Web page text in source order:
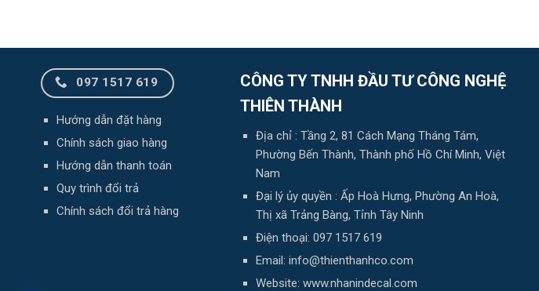
097 1517 619
Hướng dẫn đặt hàng
Chính sách giao hàng
Hướng dẫn thanh toán
Quy trình đổi trả
Chính sách đổi trả hàng
CÔNG TY TNHH ĐẦU TƯ CÔNG NGHỆ
THIÊN THÀNH
Địa chỉ : Tầng 2, 81 Cách Mạng Tháng Tám,
Phường Bến Thành, Thành phố Hồ Chí Minh, Việt
Nam
Đại lý ủy quyền : Ấp Hoà Hưng, Phường An Hoà,
Thị xã Trảng Bàng, Tỉnh Tây Ninh
Điện thoại: 097 1517 619
Email: info@thienthanhco.com
Website: www.nhanindecal.com